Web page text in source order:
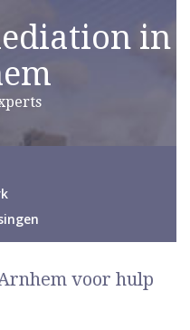
in
voor hulp